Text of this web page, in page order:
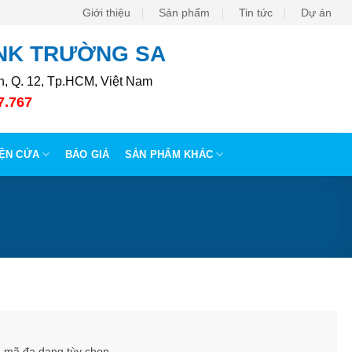
Giới thiệu Sản phẩm Tin tức Dự án
TRƯỜNG SA
Q. 12, Tp.HCM, Việt Nam
CỬA BÁO GIÁ SẢN PHẨM KHÁC